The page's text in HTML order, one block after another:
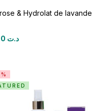
& Hydrolat de lavande
د.ت